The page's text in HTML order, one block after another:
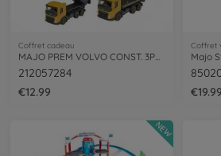
Coffret cadeau
212057284
€12.99
Coffret
Majo
€19.99
NEW